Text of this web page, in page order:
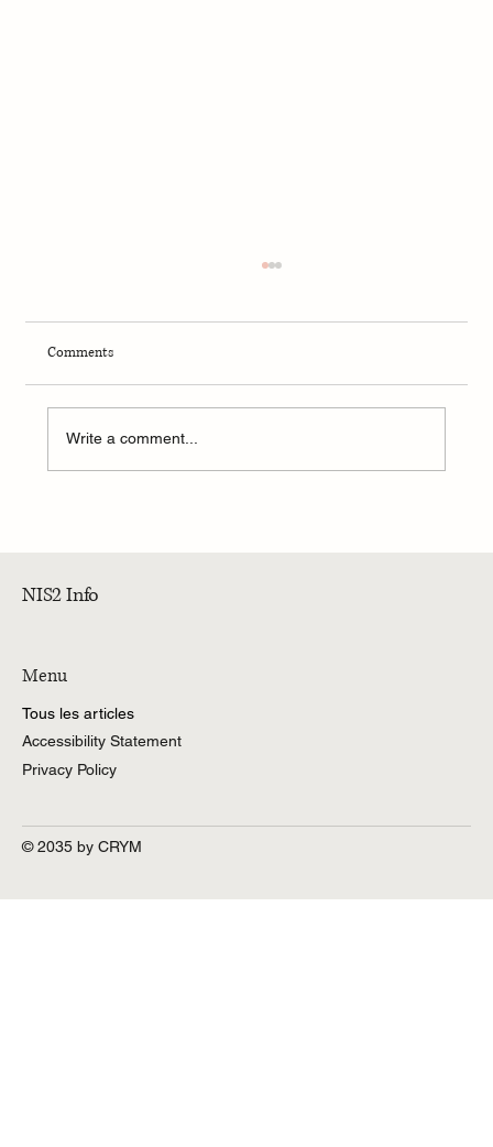
Comments
Write a comment...
NIS2 Info
Menu
Tous les articles
Accessibility Statement
Privacy Policy
© 2035 by CRYM